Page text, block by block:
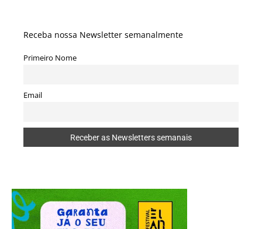
Receba nossa Newsletter semanalmente
Primeiro Nome
Email